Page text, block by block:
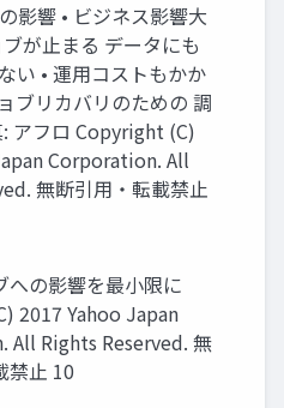
影響 • ビジネス影響大
ブが止まる データにも
い • 運用コストもかか
ブリカバリのための 調
アフロ Copyright (C)
Corporation. All
無断引用・転載禁止
への影響を最小限に
2017 Yahoo Japan
All Rights Reserved. 無
禁止 10